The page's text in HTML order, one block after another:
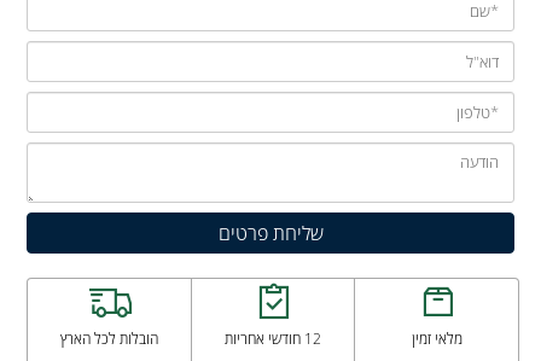
מלאי זמין 12 חודשי אחריות הובלות לכל הארץ